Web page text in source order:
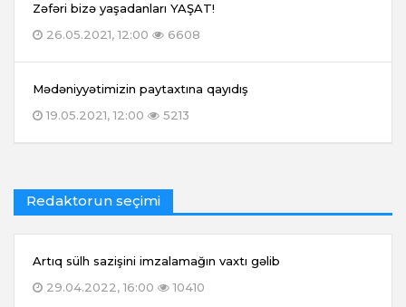
Zəfəri bizə yaşadanları YAŞAT!
26.05.2021, 12:00
6608
Mədəniyyətimizin paytaxtına qayıdış
19.05.2021, 12:00
5213
Redaktorun seçimi
Artıq sülh sazişini imzalamağın vaxtı gəlib
29.04.2022, 16:00
10410